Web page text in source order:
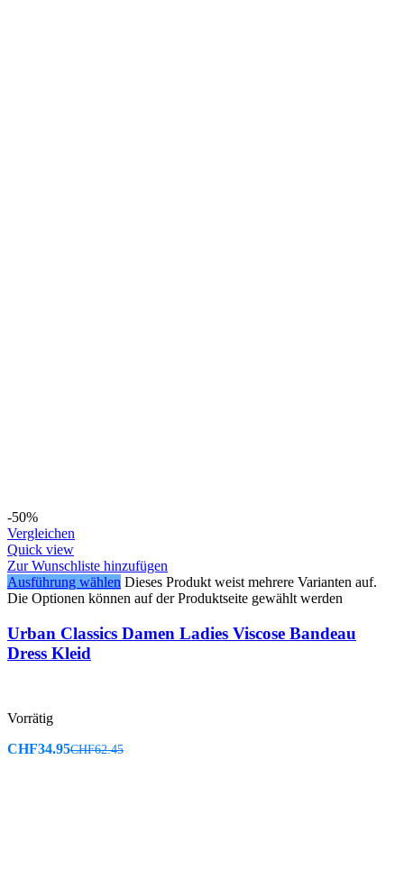
-50%
Vergleichen
Quick view
Zur Wunschliste hinzufügen
Ausführung wählen Dieses Produkt weist mehrere Varianten auf.
Die Optionen können auf der Produktseite gewählt werden
Urban Classics Damen Ladies Viscose Bandeau
Dress Kleid
Vorrätig
CHF34.95CHF62.45